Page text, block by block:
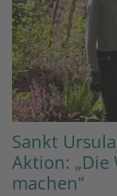
Sankt
Aktion: „Die
machen“